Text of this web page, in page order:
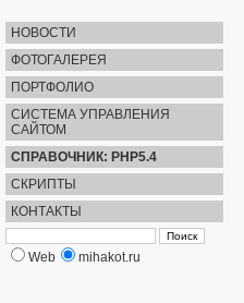
НОВОСТИ
ФОТОГАЛЕРЕЯ
ПОРТФОЛИО
СИСТЕМА УПРАВЛЕНИЯ
САЙТОМ
СПРАВОЧНИК: PHP5.4
СКРИПТЫ
КОНТАКТЫ
Web mihakot.ru